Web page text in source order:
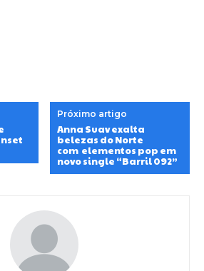
Próximo artigo
Anna Suav exalta
belezas do Norte
com elementos pop em
novo single “Barril 092”